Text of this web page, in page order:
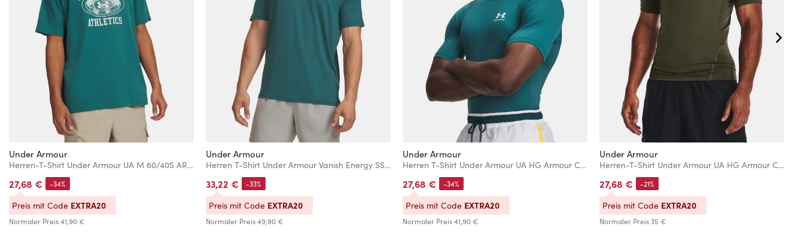
Under Armour
Herren-T-Shirt Under Armour UA M 60/40S ARMOR GLOBE SS-GRN
27,68 €
Normaler Preis41,90 €
-34%
Preis mit Code EXTRA20
Under Armour
Herren T-Shirt Under Armour Vanish Energy SS-GRN
33,22 €
Normaler Preis49,90 €
-33%
Preis mit Code EXTRA20
Under Armour
Herren T-Shirt Under Armour UA HG Armour Comp SS-GRN
27,68 €
Normaler Preis41,90 €
-34%
Preis mit Code EXTRA20
Under Armour
Herren-T-Shirt Under Armour UA HG Armour Comp SS
27,68 €
Normaler Preis35 €
-21%
Preis mit Code EXTRA20